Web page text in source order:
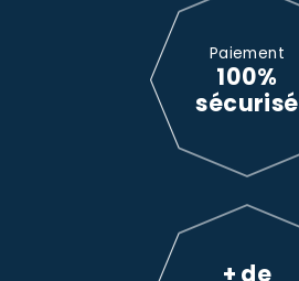
Paiement
100%
sécurisé
+ de